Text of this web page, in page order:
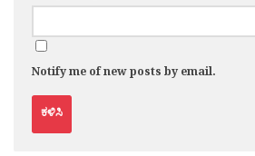
Notify me of new posts by email.